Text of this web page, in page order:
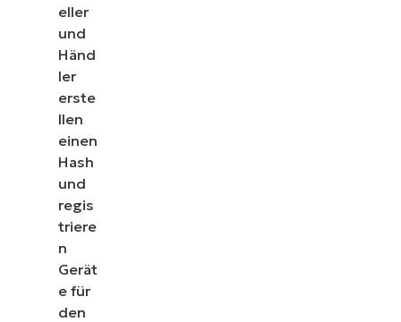
eller
und
Händ
ler
erste
llen
einen
Hash
und
regis
triere
n
Gerät
e für
den